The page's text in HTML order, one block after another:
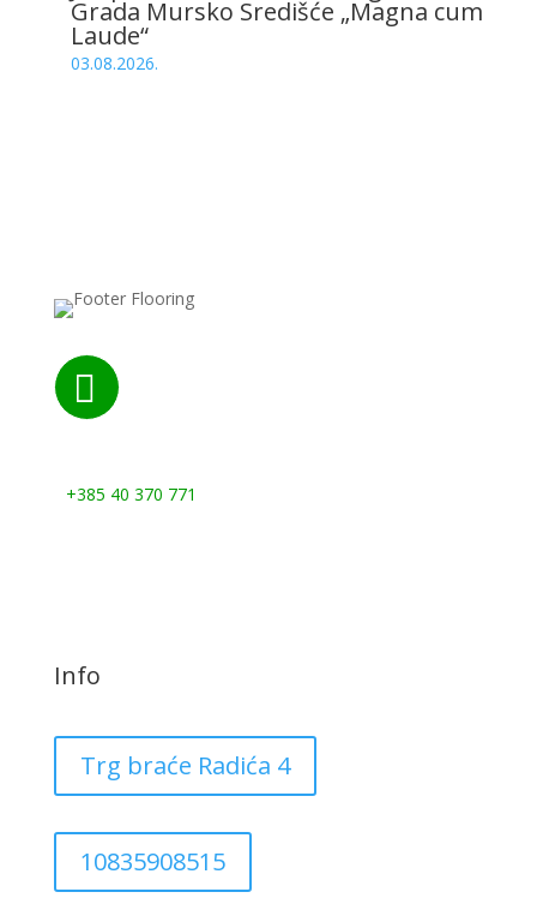
Grada Mursko Središće „Magna cum
Laude“
03.08.2026.

+385 40 370 771
Info
Trg braće Radića 4
10835908515